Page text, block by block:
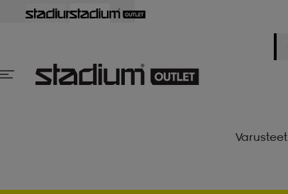
Varusteet